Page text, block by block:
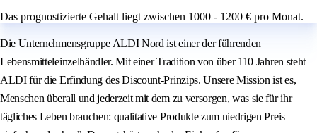
Das prognostizierte Gehalt liegt zwischen 1000 - 1200 € pro Monat.
Die Unternehmensgruppe ALDI Nord ist einer der führenden
Lebensmitteleinzelhändler. Mit einer Tradition von über 110 Jahren steht
ALDI für die Erfindung des Discount-Prinzips. Unsere Mission ist es,
Menschen überall und jederzeit mit dem zu versorgen, was sie für ihr
tägliches Leben brauchen: qualitative Produkte zum niedrigen Preis –